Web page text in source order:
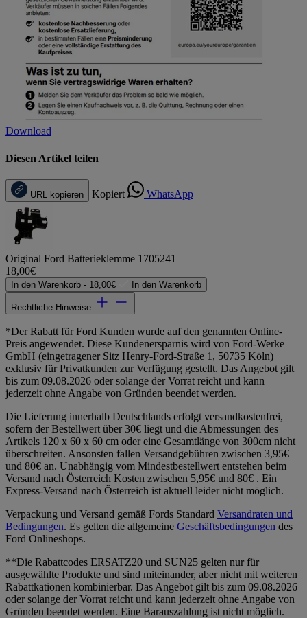
Download
Diesen Artikel teilen
URL kopieren Kopiert WhatsApp
Original Ford Batterieklemme 1705241
18,00€
In den Warenkorb - 18,00€ In den Warenkorb
Rechtliche Hinweise
*Der Rabatt für Ford Kunden wurde auf den genannten Online-
Preis angewendet. Diese Kundenersparnis wird von Ford-Werke
GmbH (eingetragener Sitz Henry-Ford-Straße 1, 50735 Köln)
exklusiv für Privatkunden zur Verfügung gestellt. Das Angebot gilt
bis zum 09.08.2026 oder solange der Vorrat reicht und kann
jederzeit ohne Angabe von Gründen beendet werden.
Die Lieferung innerhalb Deutschlands erfolgt versandkostenfrei,
sofern der Bestellwert über 30€ liegt und die Abmessungen des
Artikels 120 x 60 x 60 cm oder eine Gesamtlänge von 300cm nicht
überschreiten. Ansonsten fallen Versandgebühren zwischen 3,95€
und 80€ an. Unabhängig vom Mindestbestellwert entstehen beim
Versand nach Österreich Kosten zwischen 5,95€ und 80€ . Ein
Express-Versand nach Österreich ist aktuell leider nicht möglich.
Verpackung und Versand gemäß Fords Standard Versandraten und
Bedingungen. Es gelten die allgemeine Geschäftsbedingungen des
Ford Onlineshops.
**Die Rabattcodes ERSATZ20 und SUN25 gelten nur für
ausgewählte Produkte und sind miteinander, aber nicht mit weiteren
Rabattkationen kombinierbar. Das Angebot gilt bis zum 09.08.2026
oder solange der Vorrat reicht und kann jederzeit ohne Angabe von
Gründen beendet werden. Eine Barauszahlung ist nicht möglich.